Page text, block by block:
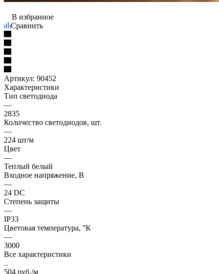
В избранное
Сравнить
Артикул: 90452
Характеристики
Тип светодиода
—
2835
Количество светодиодов, шт.
—
224 шт/м
Цвет
—
Теплый белый
Входное напряжение, В
—
24 DC
Степень защиты
—
IP33
Цветовая температура, °К
—
3000
Все характеристики
504 руб./м